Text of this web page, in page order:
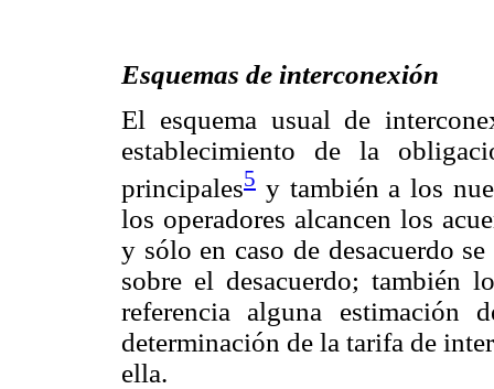
Esquemas de interconexión
El esquema usual de
establecimiento de la
principales5 y también a los
los operadores alcancen los
y sólo en caso de desacuerdo
sobre el desacuerdo; también
referencia alguna estimación
determinación de la tarifa de
ella.